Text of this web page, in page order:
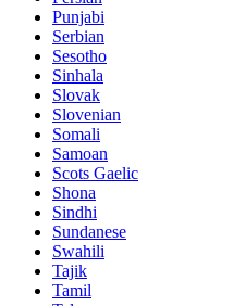
Punjabi
Serbian
Sesotho
Sinhala
Slovak
Slovenian
Somali
Samoan
Scots Gaelic
Shona
Sindhi
Sundanese
Swahili
Tajik
Tamil